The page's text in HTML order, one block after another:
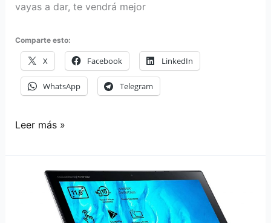
vayas a dar, te vendrá mejor
Comparte esto:
X Facebook LinkedIn
WhatsApp Telegram
All
one,
sobremesa
Leer más »